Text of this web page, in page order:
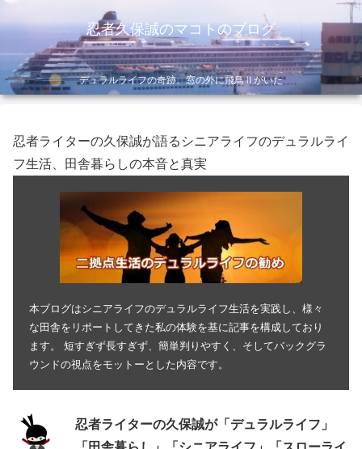
忍者久保誠のマコトのブログ
デュラルライフの奇跡、窓の外に飛鳥Ⅱがいた
忍者ライターの久保誠が語るシニアライフのデュラルライ
フ生活、田舎暮らしの本音と真実
本ブログはシニアライフのデュラルライフ生活を実践し、様々
な田舎をリポートしてきた私の体験を基に記事を構成しており
ます。 短すぎず長すぎず、簡単判りやすく、そしてバックグラ
ウンドの視点をモットーとした内容です。
忍者ライターの久保誠が「デュラルライフ」